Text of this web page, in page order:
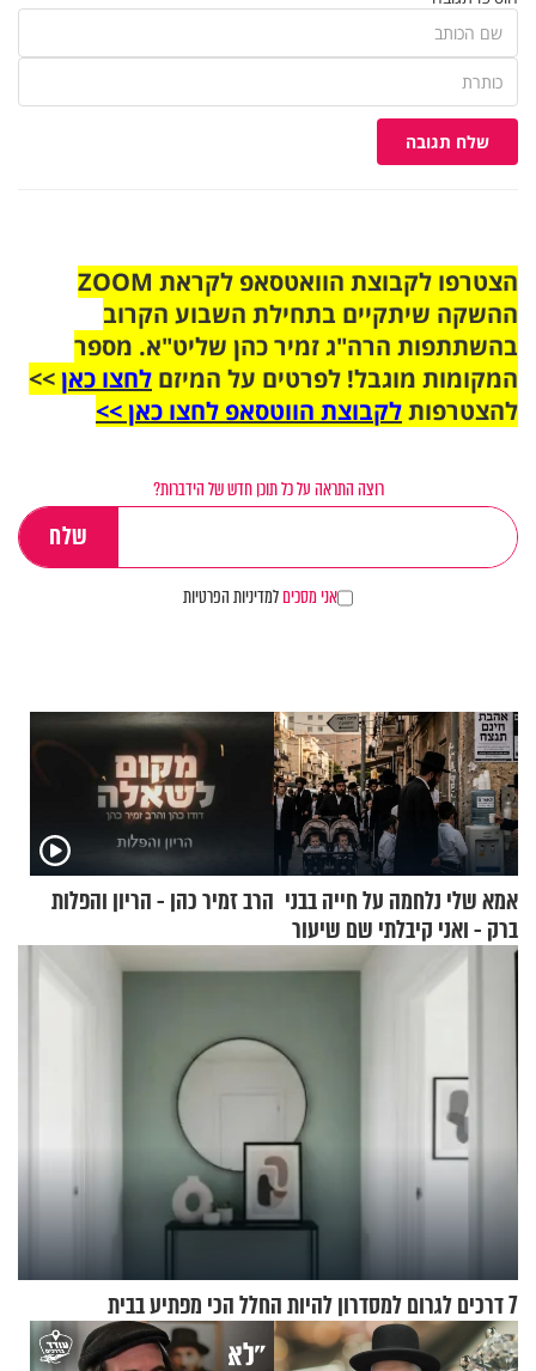
שלח תגובה
הצטרפו לקבוצת הוואטסאפ לקראת ZOOM
ההשקה שיתקיים בתחילת השבוע הקרוב
בהשתתפות הרה"ג זמיר כהן שליט"א. מספר
המקומות מוגבל! לפרטים על המיזם לחצו כאן>>
להצטרפותלקבוצת הווטסאפ לחצו כאן >>
רוצה התראה על כל תוכן חדש של הידברות?
אני מסכיםלמדיניות הפרטיות
אמא שלי נלחמה על חייה בבני
ברק - ואני קיבלתי שם שיעור
באהבת חינם
הרב זמיר כהן - הריון והפלות
7 דרכים לגרום למסדרון להיות החלל הכי מפתיע בבית